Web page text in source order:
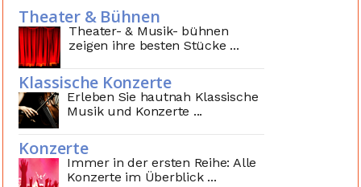
Theater & Bühnen
Theater- & Musik- bühnen
zeigen ihre besten Stücke ...
Klassische Konzerte
Erleben Sie hautnah Klassische
Musik und Konzerte ...
Konzerte
Immer in der ersten Reihe: Alle
Konzerte im Überblick ...